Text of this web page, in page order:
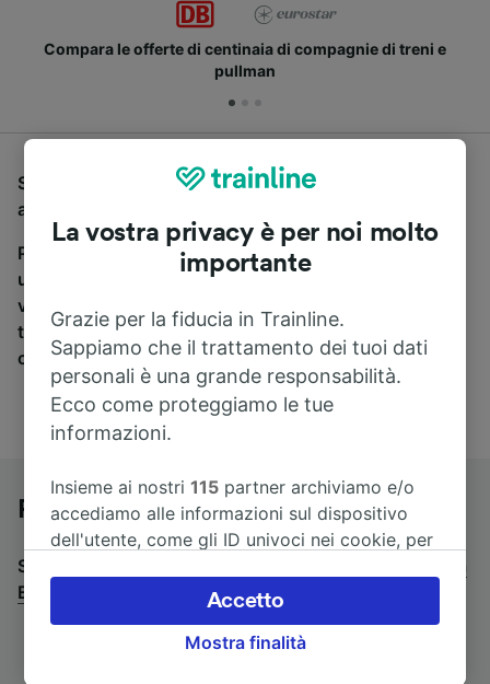
Compara le offerte di centinaia di compagnie di treni e
pullman
Se stai cercando un pullman per viaggiare da Colonia
a Erlangen, sei nel posto giusto.
Per trovare i biglietti dei pullman, è sufficiente avviare
una ricerca in alto, e compareremo i tempi e i costi del
viaggio in treno e in pullman. Con Trainline puoi
trovare i biglietti per viaggiare con oltre 170
compagnie ferroviarie e dei pullman.
Pullman da Colonia a Erlangen
Stai cercando un viaggio di ritorno? Vai su
Erlangen a Colonia
La vostra privacy è per noi molto
importante
Grazie per la fiducia in Trainline.
Sappiamo che il trattamento dei tuoi dati
personali è una grande responsabilità.
Ecco come proteggiamo le tue
informazioni.
Insieme ai nostri115 partner archiviamo e/o
accediamo alle informazioni sul dispositivo
dell'utente, come gli ID univoci nei cookie, per
accettare o gestire le proprie scelte facendo
clic di seguito, tra cui il proprio diritto di
opporsi sulla base di un interesse legittimo o
Mostra finalità
Accetto